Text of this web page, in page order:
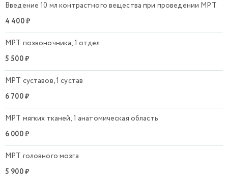
Введение 10 мл контрастного вещества при проведении МРТ
4 400 ₽
МРТ позвоночника, 1 отдел
5 500 ₽
МРТ суставов, 1 сустав
6 700 ₽
МРТ мягких тканей, 1 анатомическая область
6 000 ₽
МРТ головного мозга
5 900 ₽